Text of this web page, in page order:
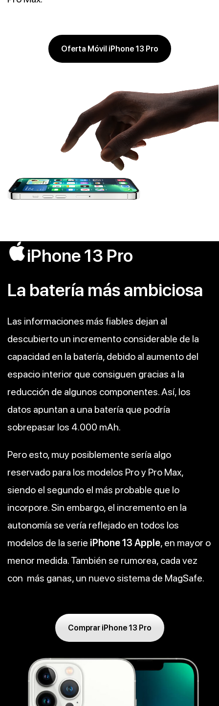
Oferta Móvil iPhone 13 Pro
iPhone 13 Pro
La batería más ambiciosa
Las informaciones más fiables dejan al
descubierto un incremento considerable de la
capacidad en la batería, debido al aumento del
espacio interior que consiguen gracias a la
reducción de algunos componentes. Así, los
datos apuntan a una batería que podría
sobrepasar los 4.000 mAh.
Pero esto, muy posiblemente sería algo
reservado para los modelos Pro y Pro Max,
siendo el segundo el más probable que lo
incorpore. Sin embargo, el incremento en la
autonomía se vería reflejado en todos los
modelos de la serie iPhone 13 Apple, en mayor o
menor medida. También se rumorea, cada vez
con más ganas, un nuevo sistema de MagSafe.
Comprar iPhone 13 Pro